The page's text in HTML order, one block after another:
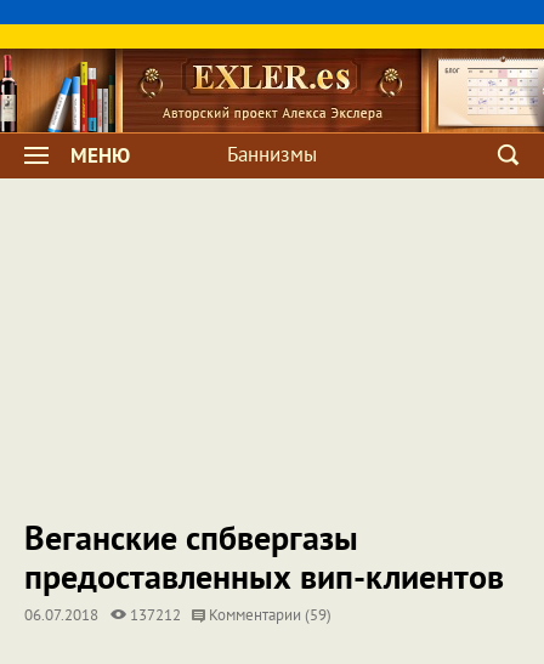
МЕНЮ Баннизмы
Веганские спбвергазы
предоставленных вип-клиентов
06.07.2018 137212 Комментарии (59)